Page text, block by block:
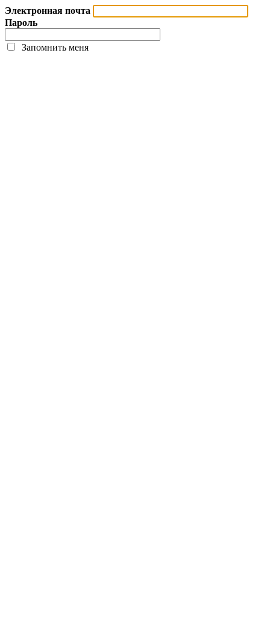
Электронная почта
Пароль
Запомнить меня